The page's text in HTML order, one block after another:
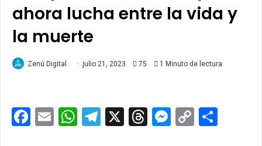
ahora lucha entre la vida y
la muerte
Zenú Digital julio 21, 2023 75 1 Minuto de lectura
Facebook
EmailWhatsApp
Telegram
X ThreadsCopy